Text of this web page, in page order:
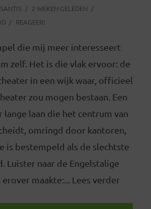
2 WEKEN GELEDEN
REAGEER!
die mij meer interesseert
zelf. Het is die vlak ervoor: de
in een wijk waar, officieel
zou mogen bestaan. Een
laan die het centrum van
omringd door kantoren,
is bestempeld als de slechtste
Luister naar de Engelstalige
maakte:... Lees verder